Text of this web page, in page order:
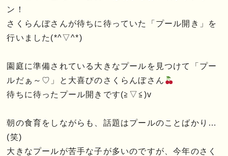
ン！
さくらんぼさんが待ちに待っていた「プール開き」を
行いました(*^▽^*)
園庭に準備されている大きなプールを見つけて「プー
ルだぁ～♡」と大喜びのさくらんぼさん
待ちに待ったプール開きです(≧▽≦)v
朝の食育をしながらも、話題はプールのことばかり…
(笑)
大きなプールが苦手な子が多いのですが、今年のさく